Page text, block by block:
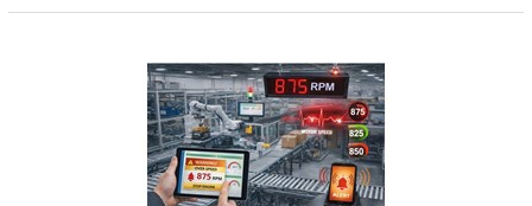
Máy dò kim loại
Màn hình cảm ứng HMI
PLC - Bộ lập trình PLC